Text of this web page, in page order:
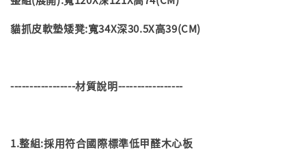
貓抓皮軟墊矮凳:寬34X深30.5X高39(CM)
-----------------材質說明-----------------
1.整組:採用符合國際標準低甲醛木心板